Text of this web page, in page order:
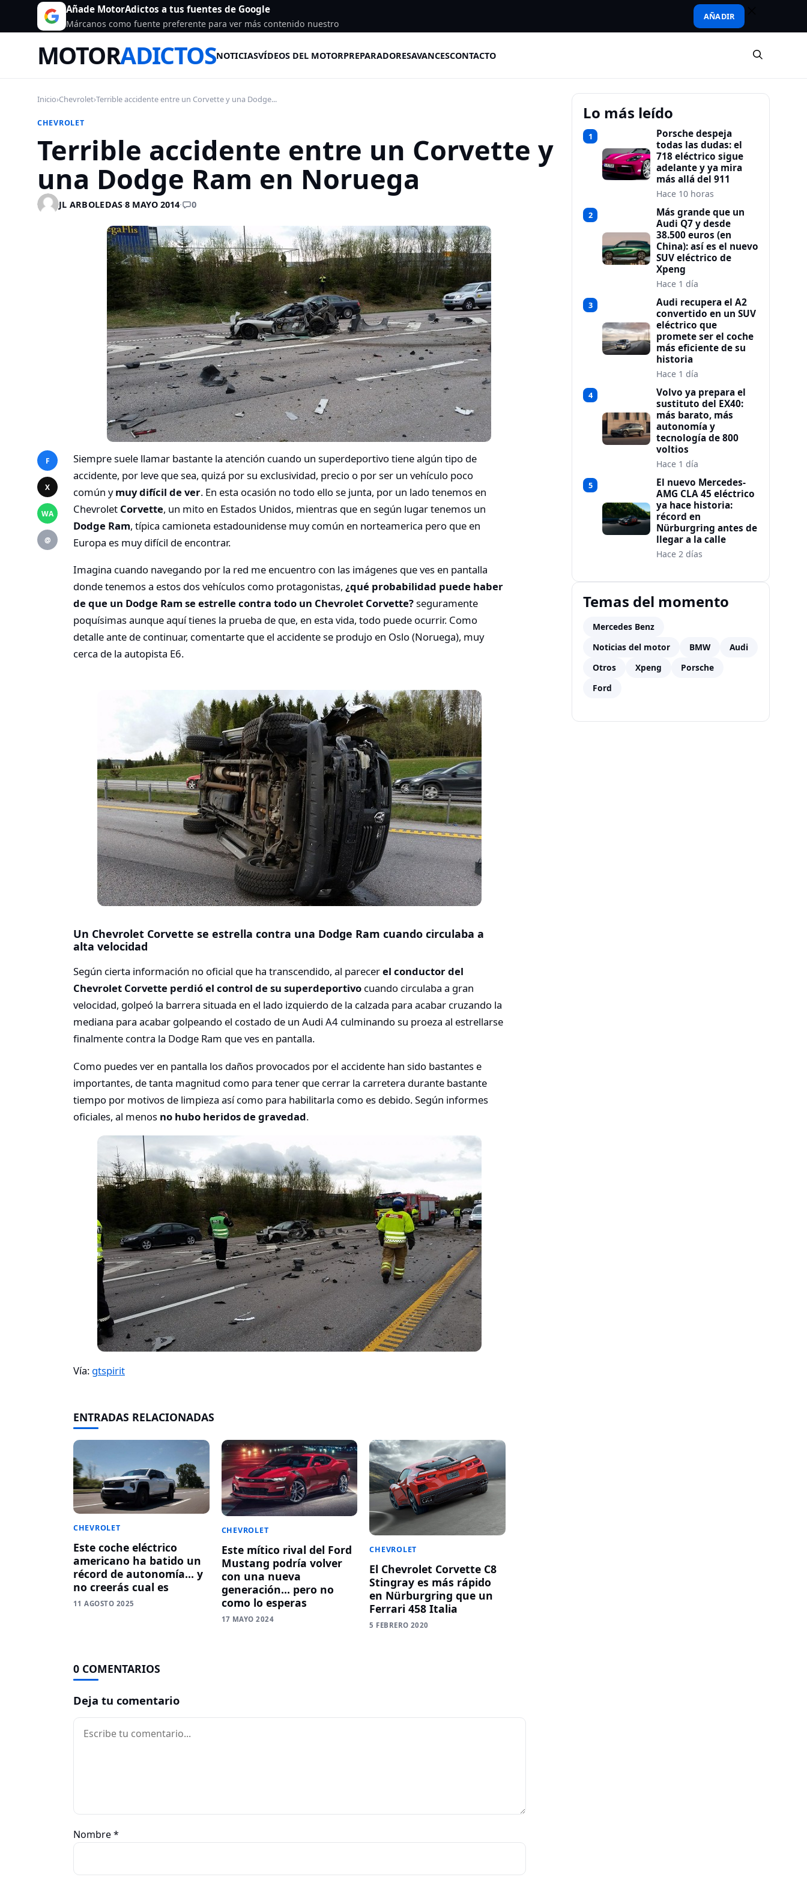
Añade MotorAdictos a tus fuentes de Google
Márcanos como fuente preferente para ver más contenido nuestro
AÑADIR
MOTORADICTOSNOTICIASVÍDEOS DEL MOTORPREPARADORESAVANCESCONTACTO
Inicio›Chevrolet›Terrible accidente entre un Corvette y una Dodge...
CHEVROLET
Terrible accidente entre un Corvette y
una Dodge Ram en Noruega
JL ARBOLEDAS·8 MAYO 2014· 0
F
X
WA
@
Siempre suele llamar bastante la atención cuando un superdeportivo tiene algún tipo de
accidente, por leve que sea, quizá por su exclusividad, precio o por ser un vehículo poco
común ymuy difícil de ver. En esta ocasión no todo ello se junta, por un lado tenemos en
Chevrolet Corvette, un mito en Estados Unidos, mientras que en según lugar tenemos un
Dodge Ram, típica camioneta estadounidense muy común en norteamerica pero que en
Europa es muy difícil de encontrar.
Imagina cuando navegando por la red me encuentro con las imágenes que ves en pantalla
donde tenemos a estos dos vehículos como protagonistas, ¿qué probabilidad puede haber
de que un Dodge Ram se estrelle contra todo un Chevrolet Corvette?seguramente
poquísimas aunque aquí tienes la prueba de que, en esta vida, todo puede ocurrir. Como
detalle ante de continuar, comentarte que el accidente se produjo en Oslo (Noruega), muy
cerca de la autopista E6.
Un Chevrolet Corvette se estrella contra una Dodge Ram cuando circulaba a
alta velocidad
Según cierta información no oficial que ha transcendido, al parecerel conductor del
Chevrolet Corvette perdió el control de su superdeportivo cuando circulaba a gran
velocidad, golpeó la barrera situada en el lado izquierdo de la calzada para acabar cruzando la
mediana para acabar golpeando el costado de un Audi A4 culminando su proeza al estrellarse
finalmente contra la Dodge Ram que ves en pantalla.
Como puedes ver en pantalla los daños provocados por el accidente han sido bastantes e
importantes, de tanta magnitud como para tener que cerrar la carretera durante bastante
tiempo por motivos de limpieza así como para habilitarla como es debido. Según informes
oficiales, al menos no hubo heridos de gravedad.
Vía: gtspirit
ENTRADAS RELACIONADAS
CHEVROLET
Este coche eléctrico
americano ha batido un
récord de autonomía… y
no creerás cual es
11 AGOSTO 2025
CHEVROLET
Este mítico rival del Ford
Mustang podría volver
con una nueva
generación… pero no
como lo esperas
17 MAYO 2024
CHEVROLET
El Chevrolet Corvette C8
Stingray es más rápido
en Nürburgring que un
Ferrari 458 Italia
5 FEBRERO 2020
0 COMENTARIOS
Deja tu comentario
Comentario
Nombre*
Lo más leído
1
Porsche despeja
todas las dudas: el
718 eléctrico sigue
adelante y ya mira
más allá del 911
Hace 10 horas
2
Más grande que un
Audi Q7 y desde
38.500 euros (en
China): así es el nuevo
SUV eléctrico de
Xpeng
Hace 1 día
3
Audi recupera el A2
convertido en un SUV
eléctrico que
promete ser el coche
más eficiente de su
historia
Hace 1 día
4
Volvo ya prepara el
sustituto del EX40:
más barato, más
autonomía y
tecnología de 800
voltios
Hace 1 día
5
El nuevo Mercedes-
AMG CLA 45 eléctrico
ya hace historia:
récord en
Nürburgring antes de
llegar a la calle
Hace 2 días
Temas del momento
Mercedes Benz
Noticias del motor
BMW
Audi
Otros
Xpeng
Porsche
Ford